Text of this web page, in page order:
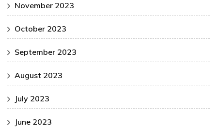
November 2023
October 2023
September 2023
August 2023
July 2023
June 2023